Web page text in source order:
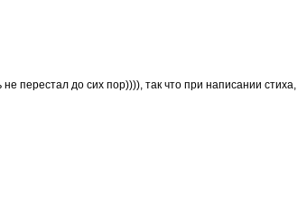
перестал до сих пор)))), так что при написании стиха,